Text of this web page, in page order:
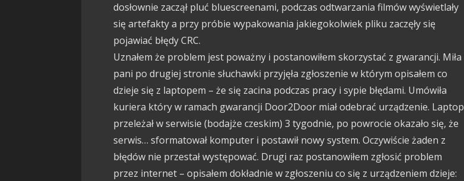
dosłownie zaczął pluć bluescreenami, podczas odtwarzania filmów wyświetlały
się artefakty a przy próbie wypakowania jakiegokolwiek pliku zaczęły się
pojawiać błędy CRC.
Uznałem że problem jest poważny i postanowiłem skorzystać z gwarancji. Miła
pani po drugiej stronie słuchawki przyjęła zgłoszenie w którym opisałem co
dzieje się z laptopem – że się zacina podczas pracy i sypie błędami. Umówiła
kuriera który w ramach gwarancji Door2Door miał odebrać urządzenie. Laptop
przeleżał w serwisie (bodajże czeskim) 3 tygodnie, po powrocie okazało się, że
serwis… sformatował komputer i postawił nowy system. Oczywiście żaden z
błędów nie przestał występować. Drugi raz postanowiłem zgłosić problem
przez internet – opisałem dokładnie w zgłoszeniu co się z urządzeniem dzieje: